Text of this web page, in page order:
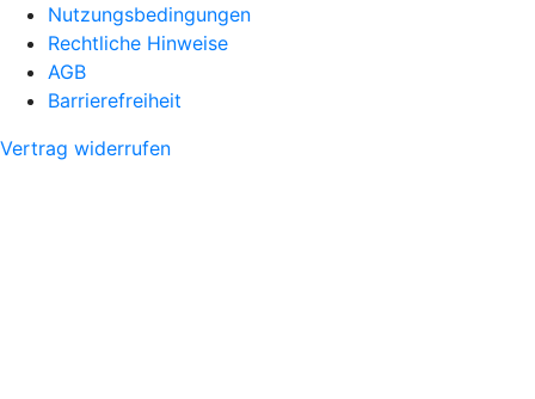
Nutzungsbedingungen
Rechtliche Hinweise
AGB
Barrierefreiheit
Vertrag widerrufen